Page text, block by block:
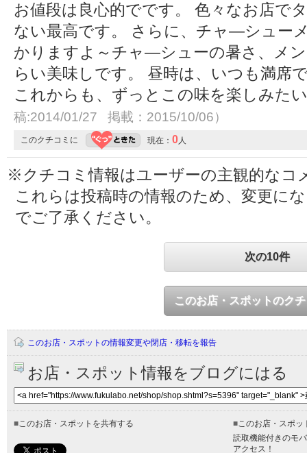
お値段は良心的でです。 色々なお店で
ない最高です。 さらに、チャ―シュー
かりますよ～チャ―シューの暑さ、メ
らい美味しです。 昼時は、いつも満席
これからも、ずっとこの味を楽しみた
稿:2014/01/27 掲載：2015/10/06）
このクチコミに 現在： 0人
※クチコミ情報はユーザーの主観的なコ
これらは投稿時の情報のため、変更に
でご了承ください。
次の10件
このお店・スポットのク
このお店・スポットの情報変更や閉店・移転を報告
お店・スポット情報をブログにはる
■このお店・スポットを共有する ■このお店・スポッ
読取機能付きのモ
アクセス！